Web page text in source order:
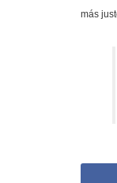
más